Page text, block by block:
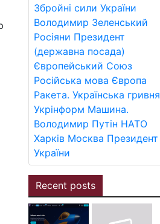
Збройні сили України
Володимир Зеленський
Росіяни Президент
(державна посада)
Європейський Союз
Російська мова Європа
Ракета. Українська гривня
Укрінформ Машина.
Володимир Путін НАТО
Харків Москва Президент
України
Recent posts